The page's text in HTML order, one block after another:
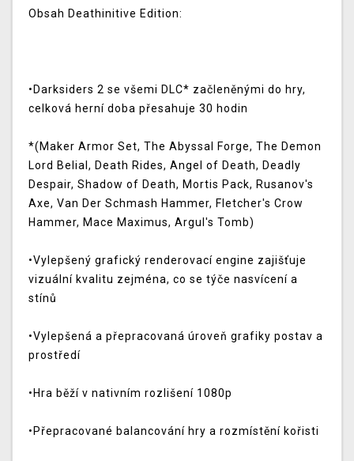
Obsah Deathinitive Edition:
•Darksiders 2 se všemi DLC* začleněnými do hry,
celková herní doba přesahuje 30 hodin
*(Maker Armor Set, The Abyssal Forge, The Demon
Lord Belial, Death Rides, Angel of Death, Deadly
Despair, Shadow of Death, Mortis Pack, Rusanov's
Axe, Van Der Schmash Hammer, Fletcher's Crow
Hammer, Mace Maximus, Argul's Tomb)
•Vylepšený grafický renderovací engine zajišťuje
vizuální kvalitu zejména, co se týče nasvícení a
stínů
•Vylepšená a přepracovaná úroveň grafiky postav a
prostředí
•Hra běží v nativním rozlišení 1080p
•Přepracované balancování hry a rozmístění kořisti